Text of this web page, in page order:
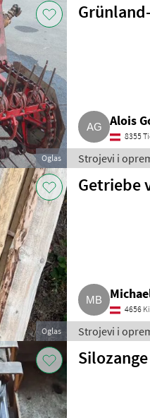
Oglas
Alois
8355
Strojevi i
Oglas
Getriebe
4656
Strojevi i